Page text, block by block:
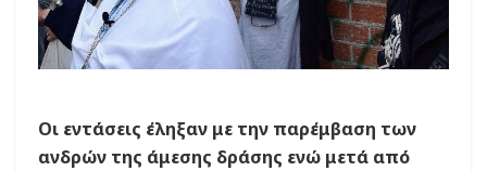
Οι εντάσεις έληξαν με την παρέμβαση των
ανδρών της άμεσης δράσης ενώ μετά από